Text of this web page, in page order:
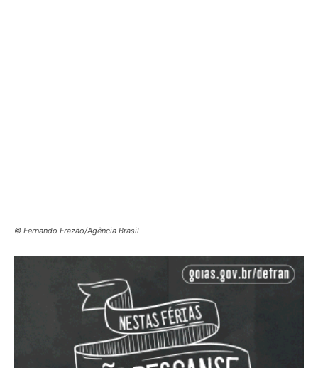
© Fernando Frazão/Agência Brasil